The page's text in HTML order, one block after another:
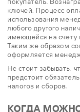
ключей. Процесс
использования
любого другого
имеющейся на счету
Таким же образом
оформляется
Не стоит забывать,
предстоит
налогов и сборов.
КОГДА